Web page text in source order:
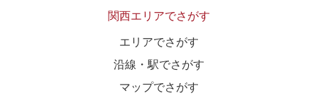
関西エリアでさがす
エリアでさがす
沿線・駅でさがす
マップでさがす